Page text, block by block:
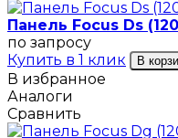
Панель Focus Ds
по запросу
Купить в 1 клик
В
В избранное
Аналоги
Сравнить